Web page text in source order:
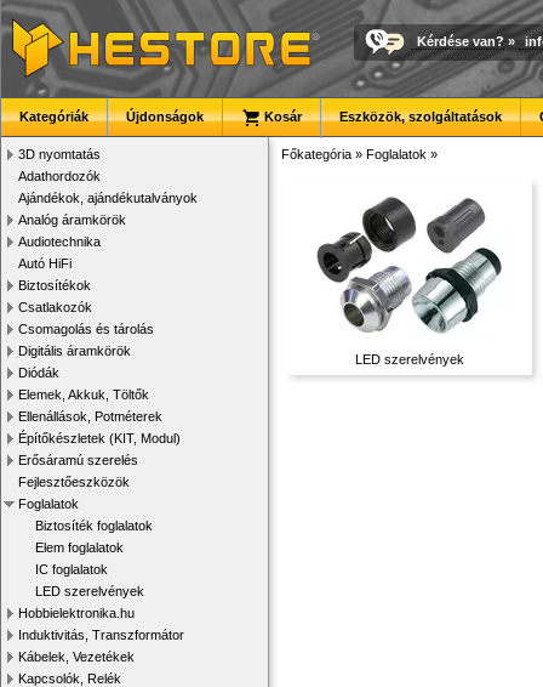
Kérdése van? »
Kategóriák Újdonságok Kosár Eszközök, szolgáltatások
3D nyomtatás
Adathordozók
Ajándékok, ajándékutalványok
Analóg áramkörök
Audiotechnika
Autó HiFi
Biztosítékok
Csatlakozók
Csomagolás és tárolás
Digitális áramkörök
Diódák
Elemek, Akkuk, Töltők
Ellenállások, Potméterek
Építőkészletek (KIT, Modul)
Erősáramú szerelés
Fejlesztőeszközök
Foglalatok
Biztosíték foglalatok
Elem foglalatok
IC foglalatok
LED szerelvények
Hobbielektronika.hu
Induktivitás, Transzformátor
Kábelek, Vezetékek
Kapcsolók, Relék
Főkategória » Foglalatok »
LED szerelvények